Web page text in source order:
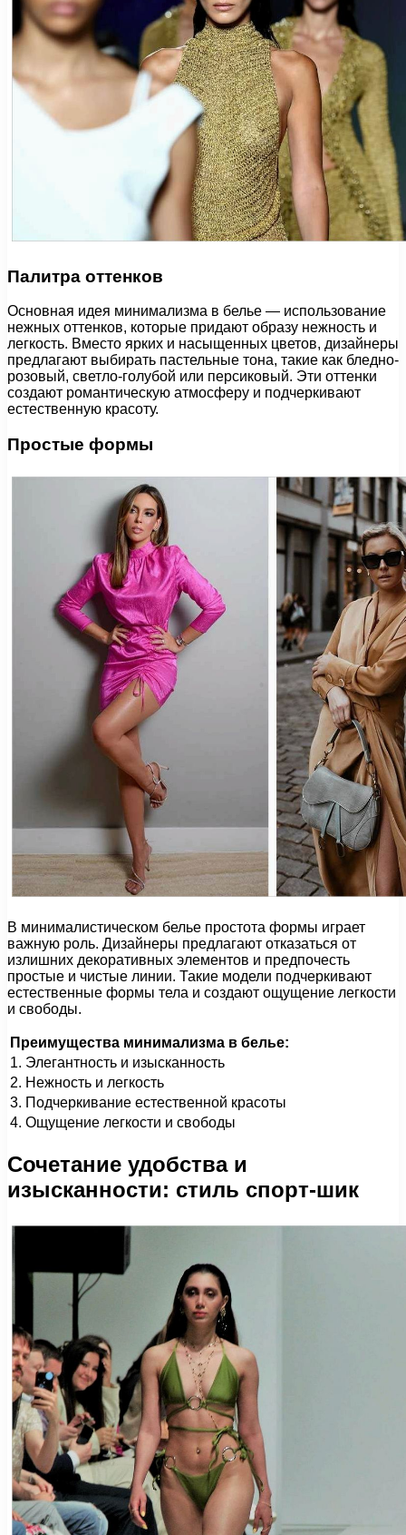
Палитра оттенков
Основная идея минимализма в белье — использование
нежных оттенков, которые придают образу нежность и
легкость. Вместо ярких и насыщенных цветов, дизайнеры
предлагают выбирать пастельные тона, такие как бледно-
розовый, светло-голубой или персиковый. Эти оттенки
создают романтическую атмосферу и подчеркивают
естественную красоту.
Простые формы
В минималистическом белье простота формы играет
важную роль. Дизайнеры предлагают отказаться от
излишних декоративных элементов и предпочесть
простые и чистые линии. Такие модели подчеркивают
естественные формы тела и создают ощущение легкости
и свободы.
Преимущества минимализма в белье:
1. Элегантность и изысканность
2. Нежность и легкость
3. Подчеркивание естественной красоты
4. Ощущение легкости и свободы
Сочетание удобства и
изысканности: стиль спорт-шик